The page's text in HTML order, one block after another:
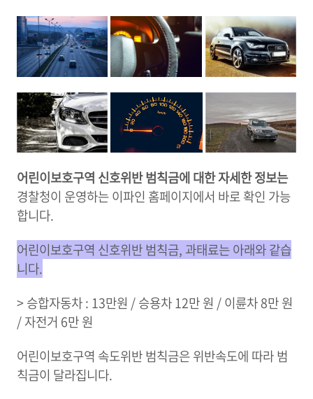
어린이보호구역 신호위반 범칙금에 대한 자세한 정보는
경찰청이 운영하는 이파인 홈페이지에서 바로 확인 가능
합니다.
어린이보호구역 신호위반 범칙금, 과태료는 아래와 같습
니다.
> 승합자동차 : 13만원 / 승용차 12만 원 / 이륜차 8만 원
/ 자전거 6만 원
어린이보호구역 속도위반 범칙금은 위반속도에 따라 범
칙금이 달라집니다.